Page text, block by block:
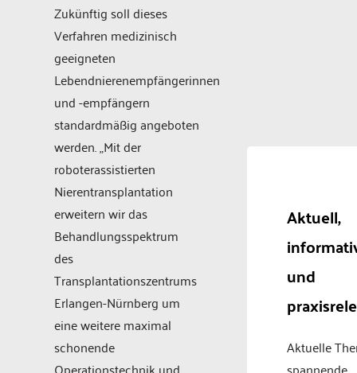
Zukünftig soll dieses
Verfahren medizinisch
geeigneten
Lebendnierenempfängerinnen
und -empfängern
standardmäßig angeboten
werden. „Mit der
roboterassistierten
Nierentransplantation
erweitern wir das
Behandlungsspektrum
des
Transplantationszentrums
Erlangen-Nürnberg um
eine weitere maximal
schonende
Aktuell,
und
Aktuelle